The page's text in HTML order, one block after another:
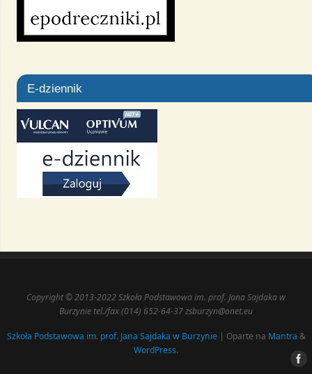
E-dziennik
Copyright © 2013-2022 Szkoła Podstawowa im. prof. Jana Sajdaka w
Burzynie tel./fax (014) 652-64-37 zsburzyn@onet.eu
Szkoła Podstawowa im. prof. Jana Sajdaka w Burzynie| Oparte na Mantra &
WordPress.